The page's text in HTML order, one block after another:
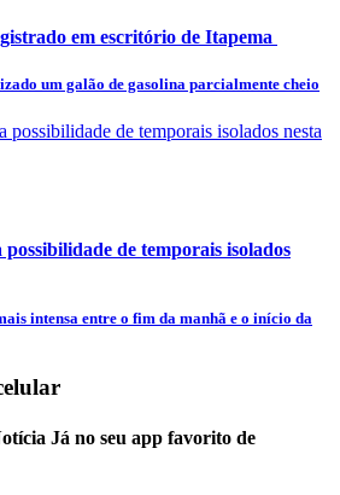
em escritório de Itapema
um galão de gasolina parcialmente cheio
de temporais isolados
intensa entre o fim da manhã e o início da
Já no seu app favorito de